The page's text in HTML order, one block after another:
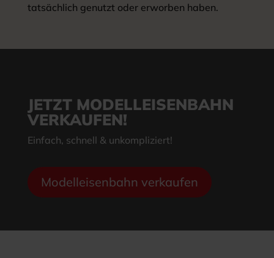
tatsächlich genutzt oder erworben haben.
JETZT MODELLEISENBAHN
VERKAUFEN!
Einfach, schnell & unkompliziert!
Modelleisenbahn verkaufen